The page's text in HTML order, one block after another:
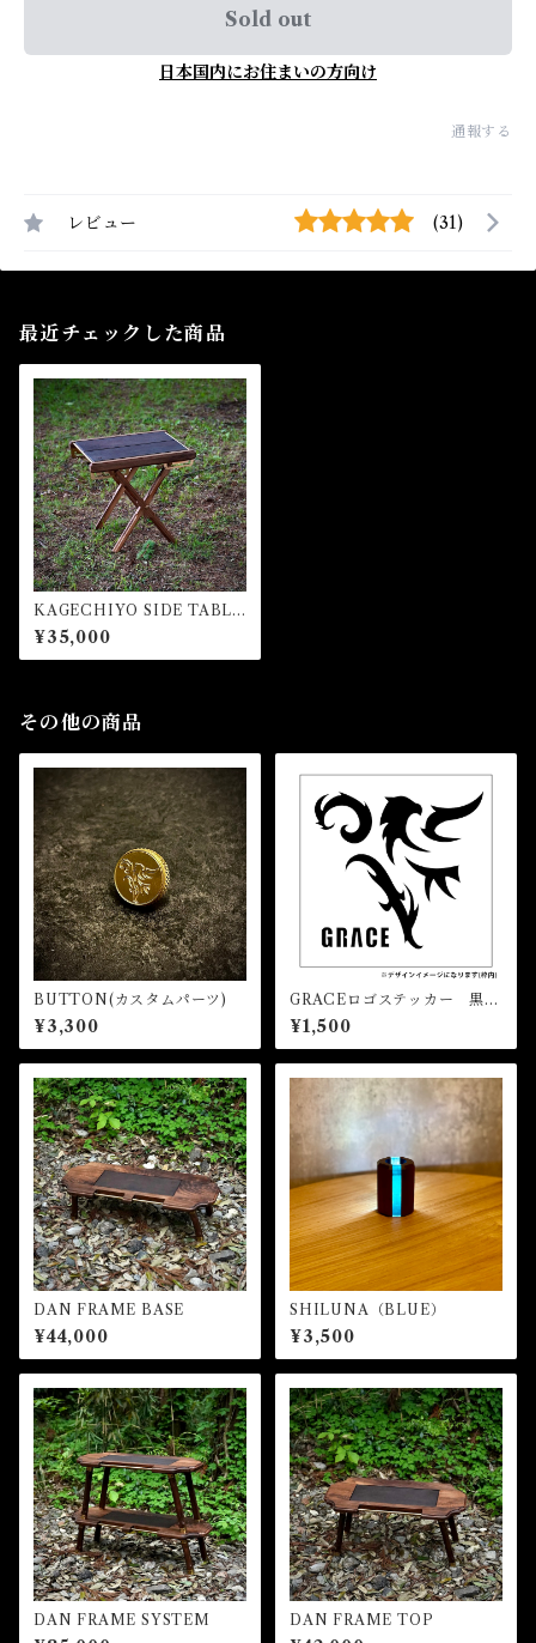
Sold out
日本国内にお住まいの方向け
通報する
レビュー (31)
最近チェックした商品
KAGECHIYO SIDE TABLE
【忍】(天板セット)
¥35,000
その他の商品
BUTTON(カスタムパーツ)
¥3,300
GRACEロゴステッカー 黒
(大)
¥1,500
DAN FRAME BASE
¥44,000
SHILUNA（BLUE）
¥3,500
DAN FRAME SYSTEM DAN FRAME TOP